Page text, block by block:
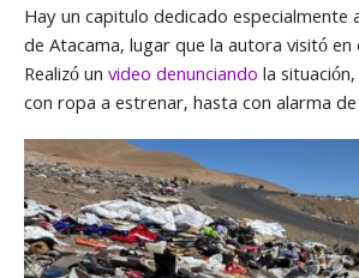
Hay un capitulo dedicado especialmente
de Atacama, lugar que la autora visitó
Realizó unvideo denunciandola
con ropa a estrenar, hasta con alarma